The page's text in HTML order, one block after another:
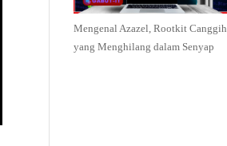
Mengenal Azazel, Rootkit Canggih
yang Menghilang dalam Senyap